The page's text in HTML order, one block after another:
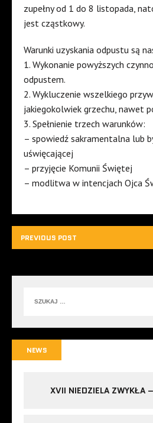
zupełny od 1 do 8 listopada,
jest cząstkowy.
Warunki uzyskania odpustu są
1. Wykonanie powyższych
odpustem.
2. Wykluczenie wszelkiego
jakiegokolwiek grzechu, nawet
3. Spełnienie trzech warunków:
– spowiedź sakramentalna lub
uświęcającej
– przyjęcie Komunii Świętej
– modlitwa w intencjach Ojca
PREVIOUS POST
NEWS
XVII NIEDZIELA ZWYKŁA